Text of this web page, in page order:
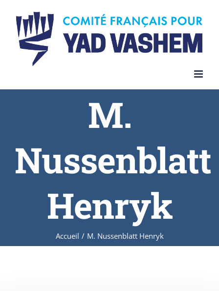
content
M.
Nussenblatt
Henryk
Accueil / M. Nussenblatt Henryk